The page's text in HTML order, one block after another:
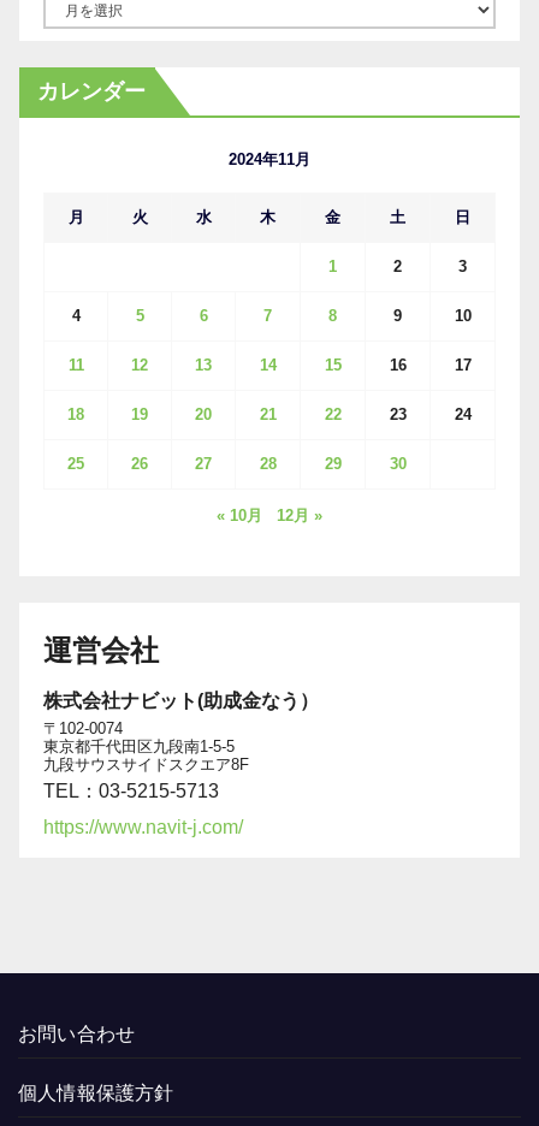
カ
イ
カレンダー
2024年11月
月 火 水 木 金 土 日
1 2 3
4 5 6 7 8 9 10
11 12 13 14 15 16 17
18 19 20 21 22 23 24
25 26 27 28 29 30
« 10月 12月 »
運営会社
株式会社ナビット(助成金なう）
〒102-0074
東京都千代田区九段南1-5-5
九段サウスサイドスクエア8F
TEL：03-5215-5713
https://www.navit-j.com/
お問い合わせ
個人情報保護方針